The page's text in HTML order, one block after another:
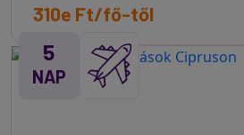
310e Ft/fő-től
5
NAP